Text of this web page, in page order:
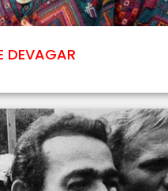
DEVAGAR